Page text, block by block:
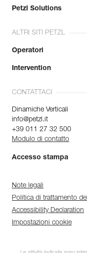
Petzl Solutions
ALTRI SITI PETZL
Operatori
Intervention
CONTATTACI
Dinamiche Verticali
info@petzl.it
+39 011 27 32 500
Modulo di contatto
Accesso stampa
Note legali
Politica di trattamento
Accessibility Declaration
Impostazioni cookie